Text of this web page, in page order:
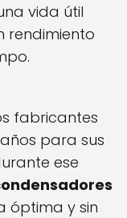
vida útil
rendimiento
fabricantes
para sus
ese
óptima y sin